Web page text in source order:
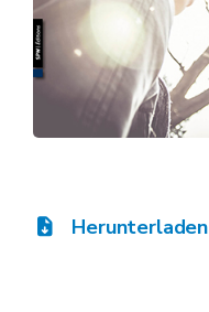
Herunterladen